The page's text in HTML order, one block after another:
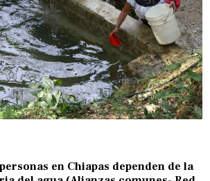
en Chiapas dependen de la